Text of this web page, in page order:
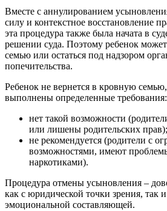
Вместе с аннулированием
силу и контекстное восстановление
эта процедура также была начата в
решении суда. Поэтому ребенок
семью или остаться под надзором
попечительства.
Ребенок не вернется в кровную
выполнены определенные требования:
нет такой возможности
или лишены родительских прав);
не рекомендуется (родители с
возможностями, имеют
наркотиками).
Процедура отмены усыновления –
как с юридической точки зрения, так
эмоциональной составляющей.